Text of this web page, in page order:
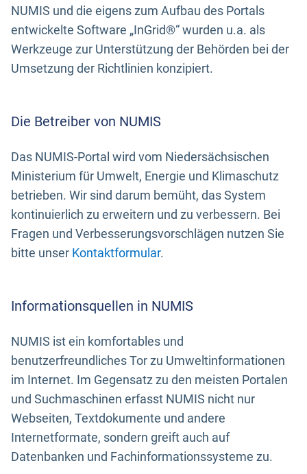
NUMIS und die eigens zum Aufbau des Portals
entwickelte Software „InGrid®“ wurden u.a. als
Werkzeuge zur Unterstützung der Behörden bei der
Umsetzung der Richtlinien konzipiert.
Die Betreiber von NUMIS
Das NUMIS-Portal wird vom Niedersächsischen
Ministerium für Umwelt, Energie und Klimaschutz
betrieben. Wir sind darum bemüht, das System
kontinuierlich zu erweitern und zu verbessern. Bei
Fragen und Verbesserungsvorschlägen nutzen Sie
bitte unser Kontaktformular.
Informationsquellen in NUMIS
NUMIS ist ein komfortables und
benutzerfreundliches Tor zu Umweltinformationen
im Internet. Im Gegensatz zu den meisten Portalen
und Suchmaschinen erfasst NUMIS nicht nur
Webseiten, Textdokumente und andere
Internetformate, sondern greift auch auf
Datenbanken und Fachinformationssysteme zu.